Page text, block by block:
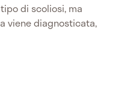
di scoliosi, ma
viene diagnosticata,